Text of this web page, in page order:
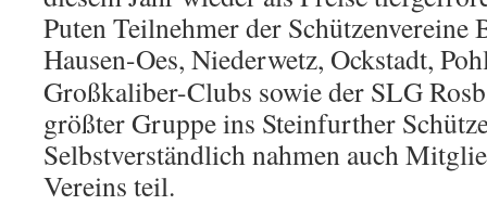
Puten Teilnehmer der Schützenvereine
Hausen-Oes, Niederwetz, Ockstadt,
Großkaliber-Clubs sowie der SLG
größter Gruppe ins Steinfurther
Selbstverständlich nahmen auch
Vereins teil.